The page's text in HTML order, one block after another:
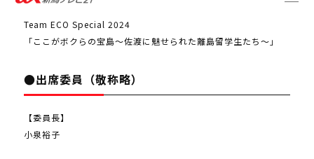
Team ECO Special 2024
「ここがボクらの宝島～佐渡に魅せられた離島留学生たち～」
●出席委員（敬称略）
【委員長】
小泉裕子